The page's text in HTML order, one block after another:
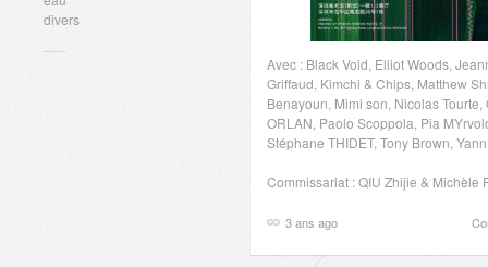
divers
Avec : Black Void, Elliot Woods,
Griffaud, Kimchi & Chips, Matthew
Benayoun, Mimi son, Nicolas
ORLAN, Paolo Scoppola, Pia
Stéphane THIDET, Tony Brown,
Commissariat : QIU Zhijie & Michèle
3 ans ago